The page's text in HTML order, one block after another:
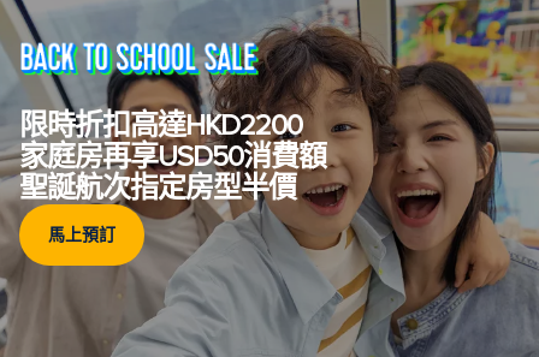
限時折扣高達HKD2200
家庭房再享USD50消費額
聖誕航次指定房型半價
馬上預訂